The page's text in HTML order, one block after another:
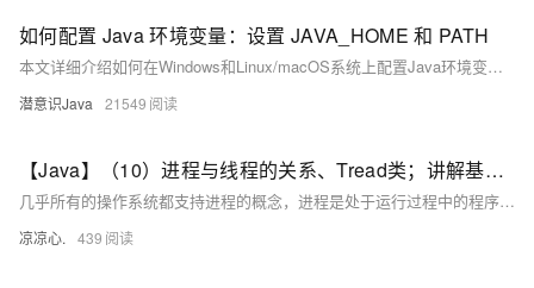
如何配置 Java 环境变量：设置 JAVA_HOME 和 PATH
本文详细介绍如何在Windows和Linux/macOS系统上配置Java环境变量。
潜意识Java 21549
【Java】（10）进程与线程的关系、Tread类；讲解基本线程安全、网络编程内容；JSON序列化与反序列化
几乎所有的操作系统都支持进程的概念，进程是处于运行过程中的程序，并且具有一定的独立功能，进程是系统进行资源分配和调度的一个独立单位一般而言，进程包含如下三个特征。独立性动态性并发性。
凉凉心. 439